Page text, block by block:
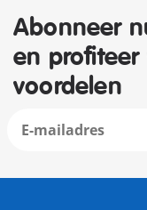
Abonneer
en
voordelen